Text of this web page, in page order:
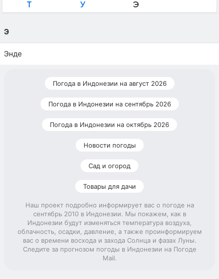
Т
У Э
Э
Энде
Погода в Индонезии на август 2026
Погода в Индонезии на сентябрь 2026
Погода в Индонезии на октябрь 2026
Новости погоды
Сад и огород
Товары для дачи
Наш проект подробно информирует вас о погоде на
сентябрь 2010 в Индонезии. Мы покажем, как в
Индонезии будут изменяться температура воздуха,
облачность, осадки, давление, а также проинформируем
вас о времени восхода и захода Солнца и фазах Луны.
Следите за прогнозом погоды в Индонезии на Погоде
Mail.